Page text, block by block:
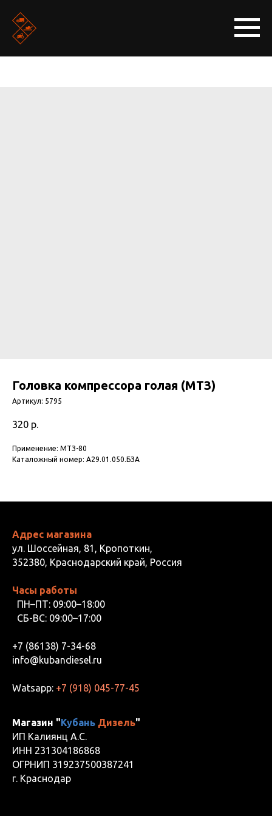
Головка компрессора голая (МТЗ)
Артикул: 5795
320 р.
Применение: МТЗ-80
Каталожный номер: А29.01.050.БЗА
Адрес магазина
ул. Шоссейная, 81, Кропоткин,
352380, Краснодарский край, Россия
Часы работы
ПН–ПТ: 09:00–18:00
СБ-ВС: 09:00–17:00
+7 (86138) 7-34-68
info@kubandiesel.ru
Watsapp: +7 (918) 045-77-45
Магазин "Кубань Дизель"
ИП Калиянц А.С.
ИНН 231304186868
ОГРНИП 319237500387241
г. Краснодар